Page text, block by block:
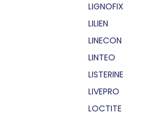
LIGNOFIX
LILIEN
LINECON
LINTEO
LISTERINE
LIVEPRO
LOCTITE